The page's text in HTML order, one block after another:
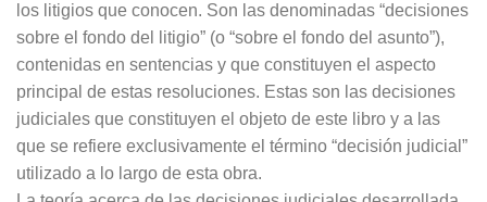
los litigios que conocen. Son las denominadas “decisiones
sobre el fondo del litigio” (o “sobre el fondo del asunto”),
contenidas en sentencias y que constituyen el aspecto
principal de estas resoluciones. Estas son las decisiones
judiciales que constituyen el objeto de este libro y a las
que se refiere exclusivamente el término “decisión judicial”
utilizado a lo largo de esta obra.